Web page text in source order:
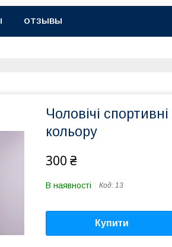
ОТЗЫВЫ
Чоловічі
кольору
300 ₴
В наявності Код: 13
Купити